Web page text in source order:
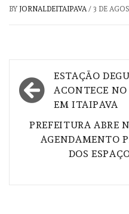
BY JORNALDEITAIPAVA/ 3 DE
Navegação
de
ESTAÇÃO
ACONTECE
EM ITAIPAVA
PREFEITURA ABRE
AGENDAMENTO
DOS